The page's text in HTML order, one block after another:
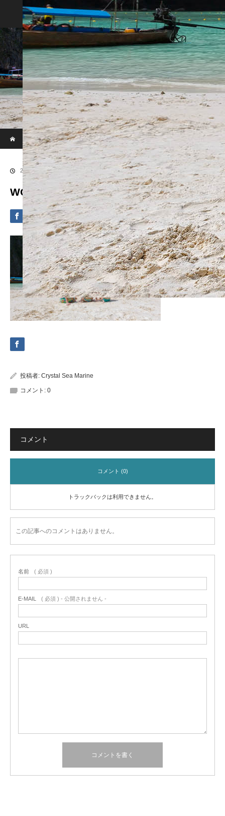
Phi Phi & Khai Island by Speed Boat
ホーム
ブログ
WOWL7996sfw-2
2020.09.4
WOWL7996sfw-2
投稿者: Crystal Sea Marine
コメント: 0
コメント
コメント (0)
トラックバックは利用できません。
この記事へのコメントはありません。
名前 ( 必須 )
E-MAIL ( 必須 ) - 公開されません -
URL